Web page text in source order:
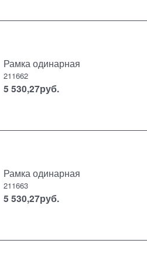
Рамка одинарная
211662
5 530,27руб.
Рамка одинарная
211663
5 530,27руб.